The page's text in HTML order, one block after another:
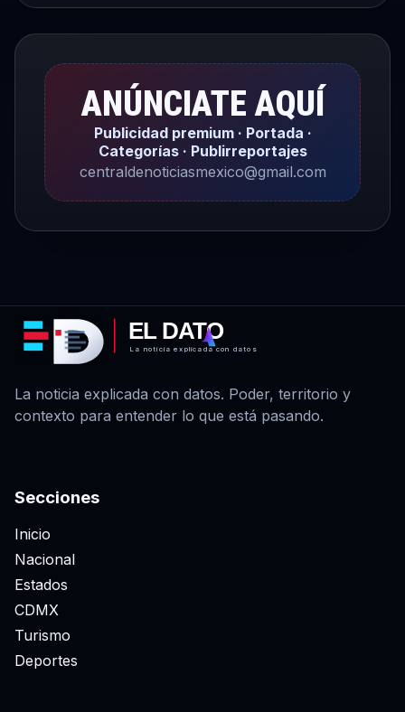
ANÚNCIATE AQUÍ
Publicidad premium · Portada ·
Categorías · Publirreportajes
centraldenoticiasmexico@gmail.com
EL DATO
La noticia explicada con datos
La noticia explicada con datos. Poder, territorio y
contexto para entender lo que está pasando.
Secciones
Inicio
Nacional
Estados
CDMX
Turismo
Deportes